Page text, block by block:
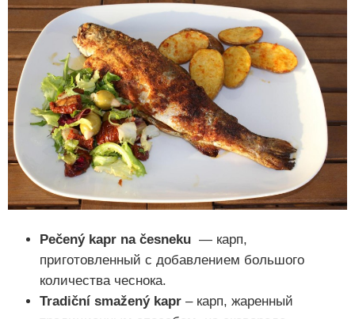
Pečený kapr na česneku — карп,
приготовленный с добавлением большого
количества чеснока.
Tradiční smažený kapr – карп, жаренный